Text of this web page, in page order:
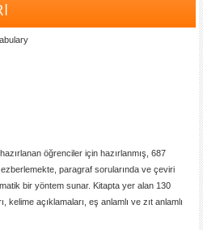
öğrenciler için hazırlanmış, 687
paragraf sorularında ve çeviri
bir yöntem sunar. Kitapta yer alan 130
açıklamaları, eş anlamlı ve zıt anlamlı